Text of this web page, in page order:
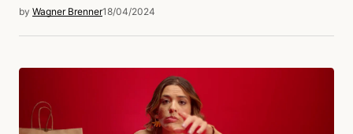
by Wagner Brenner18/04/2024